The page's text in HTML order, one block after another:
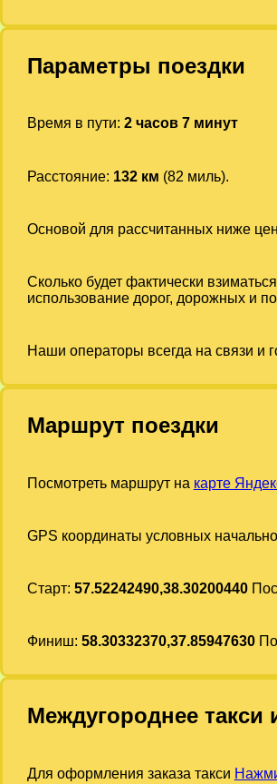
Параметры поездки
Время в пути: 2 часов 7 минут
Расстояние: 132 км (82 миль).
Основой для рассчитанных ниже
Сколько будет фактически
использование дорог, дорожных и
Наши операторы всегда на связи и
Маршрут поездки
Посмотреть маршрут на карте
GPS координаты условных
Старт: 57.52242490,38.30200440
Финиш: 58.30332370,37.85947630
Междугороднее такси
Для оформления заказа такси